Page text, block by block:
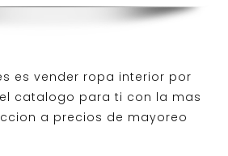
es vender ropa interior por
catalogo para ti con la mas
a precios de mayoreo